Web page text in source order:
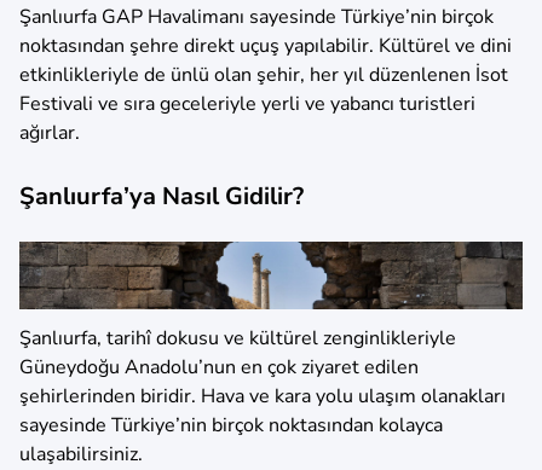
Şanlıurfa GAP Havalimanı sayesinde Türkiye’nin birçok
noktasından şehre direkt uçuş yapılabilir. Kültürel ve dini
etkinlikleriyle de ünlü olan şehir, her yıl düzenlenen İsot
Festivali ve sıra geceleriyle yerli ve yabancı turistleri
ağırlar.
Şanlıurfa’ya Nasıl Gidilir?
Şanlıurfa, tarihî dokusu ve kültürel zenginlikleriyle
Güneydoğu Anadolu’nun en çok ziyaret edilen
şehirlerinden biridir. Hava ve kara yolu ulaşım olanakları
sayesinde Türkiye’nin birçok noktasından kolayca
ulaşabilirsiniz.